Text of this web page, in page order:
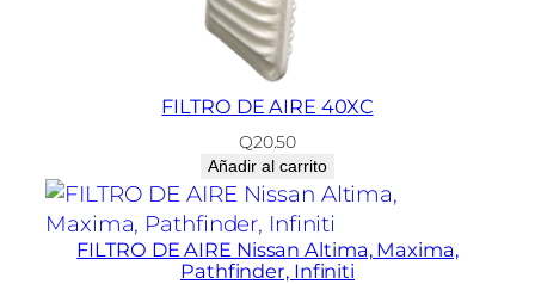
FILTRO DE AIRE 40XC
Q20.50
Añadir al carrito
FILTRO DE AIRE Nissan Altima, Maxima,
Pathfinder, Infiniti